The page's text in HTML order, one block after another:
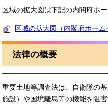
区域の拡大図は下記の内閣府ホ
区域の拡大図（内閣府ホーム
法律の概要
重要土地等調査法は、自衛隊の
施設）や国境離島等の機能を阻